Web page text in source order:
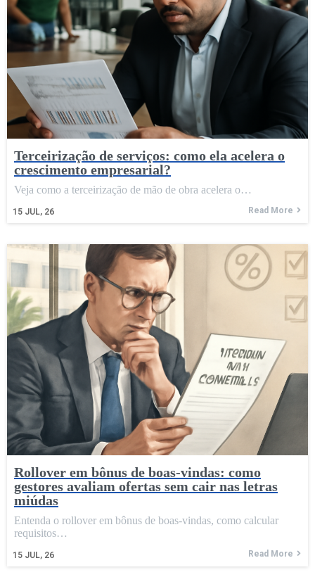
Terceirização de serviços: como ela acelera o
crescimento empresarial?
15 JUL, 26
Veja como a terceirização de mão de obra acelera o…
Read More
Rollover em bônus de boas-vindas: como
gestores avaliam ofertas sem cair nas letras
miúdas
15 JUL, 26
Entenda o rollover em bônus de boas-vindas, como calcular
requisitos…
Read More